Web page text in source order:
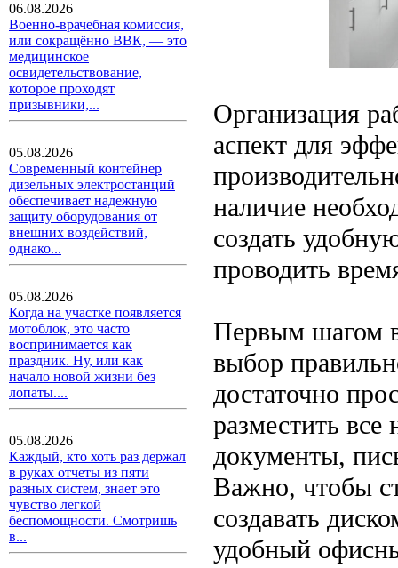
06.08.2026
Военно-врачебная комиссия,
или сокращённо ВВК, — это
медицинское
освидетельствование,
которое проходят
призывники,...
05.08.2026
Современный контейнер
дизельных электростанций
обеспечивает надежную
защиту оборудования от
внешних воздействий,
однако...
05.08.2026
Когда на участке появляется
мотоблок, это часто
воспринимается как
праздник. Ну, или как
начало новой жизни без
лопаты....
05.08.2026
Каждый, кто хоть раз держал
в руках отчеты из пяти
разных систем, знает это
чувство легкой
беспомощности. Смотришь
в...
Организация
аспект для
наличие
создать
проводить
Первым шагом в
выбор
достаточно
разместить
документы,
Важно, чтобы
создавать
удобный